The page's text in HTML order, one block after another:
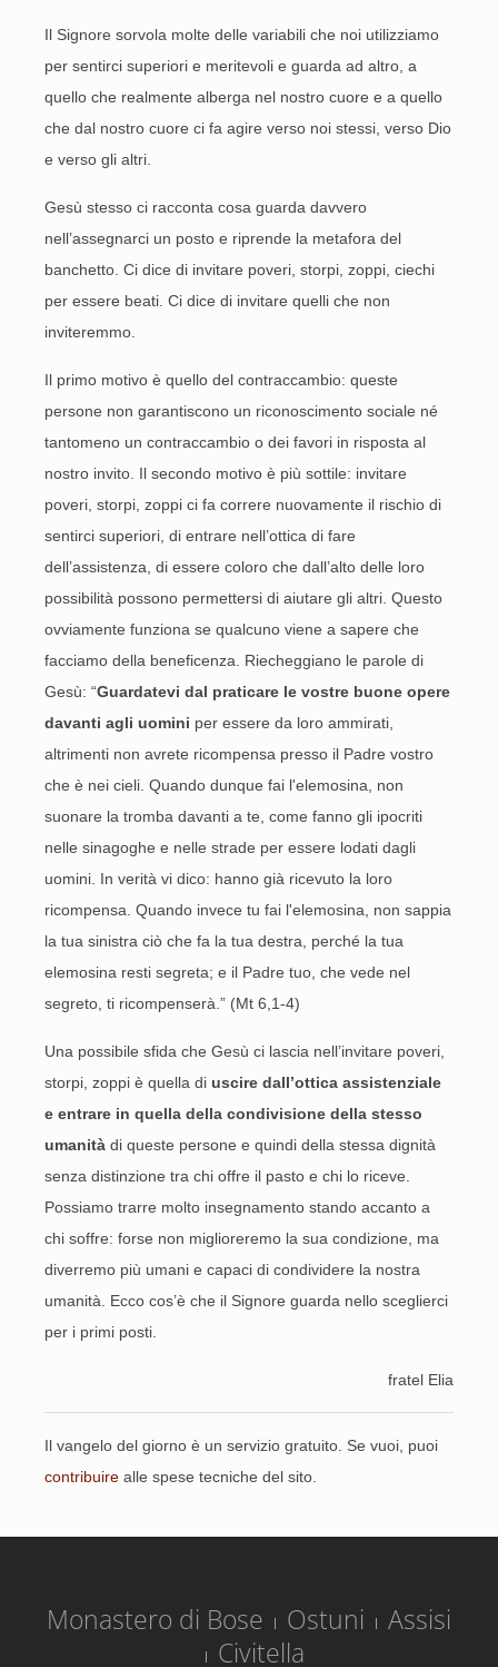
Il Signore sorvola molte delle variabili che noi utilizziamo
per sentirci superiori e meritevoli e guarda ad altro, a
quello che realmente alberga nel nostro cuore e a quello
che dal nostro cuore ci fa agire verso noi stessi, verso Dio
e verso gli altri.
Gesù stesso ci racconta cosa guarda davvero
nell’assegnarci un posto e riprende la metafora del
banchetto. Ci dice di invitare poveri, storpi, zoppi, ciechi
per essere beati. Ci dice di invitare quelli che non
inviteremmo.
Il primo motivo è quello del contraccambio: queste
persone non garantiscono un riconoscimento sociale né
tantomeno un contraccambio o dei favori in risposta al
nostro invito. Il secondo motivo è più sottile: invitare
poveri, storpi, zoppi ci fa correre nuovamente il rischio di
sentirci superiori, di entrare nell’ottica di fare
dell’assistenza, di essere coloro che dall’alto delle loro
possibilità possono permettersi di aiutare gli altri. Questo
ovviamente funziona se qualcuno viene a sapere che
facciamo della beneficenza. Riecheggiano le parole di
Gesù: “Guardatevi dal praticare le vostre buone opere
davanti agli uomini per essere da loro ammirati,
altrimenti non avrete ricompensa presso il Padre vostro
che è nei cieli. Quando dunque fai l'elemosina, non
suonare la tromba davanti a te, come fanno gli ipocriti
nelle sinagoghe e nelle strade per essere lodati dagli
uomini. In verità vi dico: hanno già ricevuto la loro
ricompensa. Quando invece tu fai l'elemosina, non sappia
la tua sinistra ciò che fa la tua destra, perché la tua
elemosina resti segreta; e il Padre tuo, che vede nel
segreto, ti ricompenserà.” (Mt 6,1-4)
Una possibile sfida che Gesù ci lascia nell’invitare poveri,
storpi, zoppi è quella di uscire dall’ottica assistenziale
e entrare in quella della condivisione della stesso
umanità di queste persone e quindi della stessa dignità
senza distinzione tra chi offre il pasto e chi lo riceve.
Possiamo trarre molto insegnamento stando accanto a
chi soffre: forse non miglioreremo la sua condizione, ma
diverremo più umani e capaci di condividere la nostra
umanità. Ecco cos’è che il Signore guarda nello sceglierci
per i primi posti.
fratel Elia
Il vangelo del giorno è un servizio gratuito. Se vuoi, puoi
contribuire alle spese tecniche del sito.
Monastero di Bose Ostuni
Assisi
Civitella